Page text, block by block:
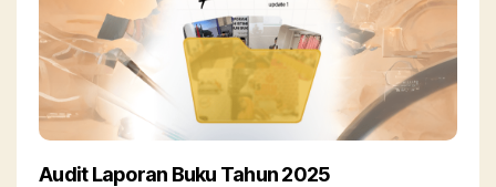
Audit Laporan Buku Tahun 2025